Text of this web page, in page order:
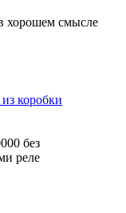
хорошем смысле
коробки
без
реле